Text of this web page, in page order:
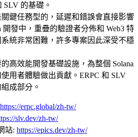
SLV 的基礎。
鍵任務型的，延遲和錯誤會直接影響
開發中，重疊的驗證者分佈和 Web3 特
統非常困難，許多專案因此深受不穩
高效能開發基礎設施，為整個 Solana
用者體驗做出貢獻。ERPC 和 SLV
成部分。
https://erpc.global/zh-tw/
slv.dev/zh-tw/
站: https://epics.dev/zh-tw/